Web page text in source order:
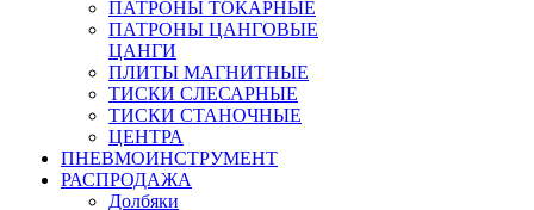
ПАТРОНЫ ТОКАРНЫЕ
ПАТРОНЫ ЦАНГОВЫЕ
ЦАНГИ
ПЛИТЫ МАГНИТНЫЕ
ТИСКИ СЛЕСАРНЫЕ
ТИСКИ СТАНОЧНЫЕ
ЦЕНТРА
ПНЕВМОИНСТРУМЕНТ
РАСПРОДАЖА
Долбяки